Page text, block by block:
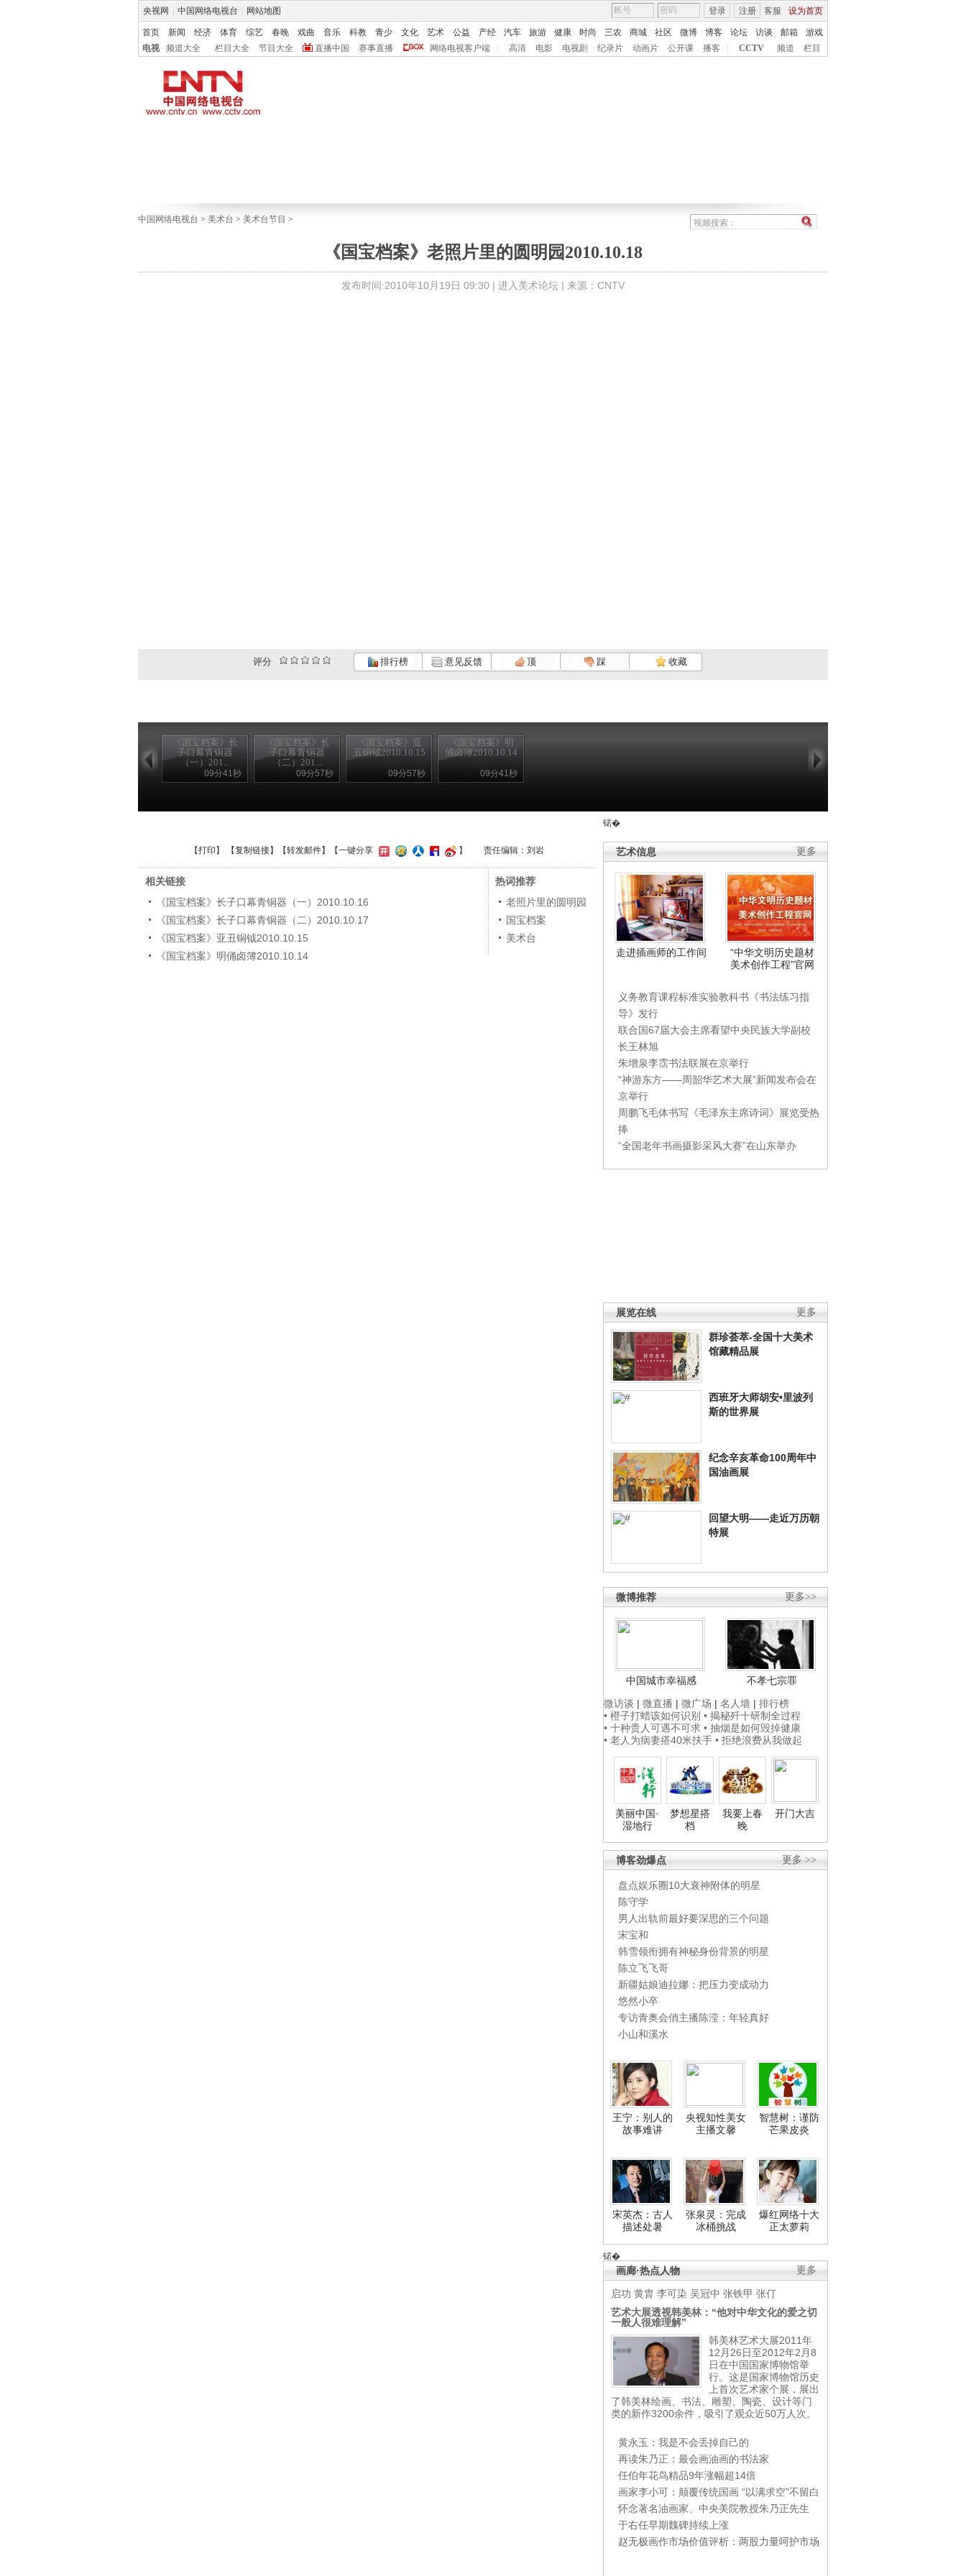
央视网 中国网络电视台 网站地图 客服 设为首页
登录 注册
首页 新闻 经济 体育 综艺 春晚 戏曲 音乐 科教 青少 文化 艺术 公益 产经 汽车 旅游 健康 时尚 三农 商城 社区 微博 博客 论坛 访谈 邮箱
游戏
电视
频道大全 栏目大全 节目大全 直播中国 赛事直播 网络电视客户端 高清 电影 电视剧 纪录片 动画片 公开课 播客 CCTV 频道 栏目
中国网络电视台 > 美术台 > 美术台节目 >
《国宝档案》老照片里的圆明园2010.10.18
发布时间:2010年10月19日 09:30 | 进入美术论坛 | 来源：CNTV
评分 排行榜 意见反馈 顶 踩 收藏
《国宝档案》长
子口幕青铜器
（一）201...
09分41秒
《国宝档案》长
子口幕青铜器
（二）201...
09分57秒
《国宝档案》亚
丑铜钺2010.10.15
09分57秒
《国宝档案》明
俑卤簿2010.10.14
09分41秒
锘�
更多
艺术信息
走进插画师的工作间
“中华文明历史题材
美术创作工程”官网
义务教育课程标准实验教科书《书法练习指
导》发行
联合国67届大会主席看望中央民族大学副校
长王林旭
朱增泉李霑书法联展在京举行
“神游东方——周韶华艺术大展”新闻发布会在
京举行
周鹏飞毛体书写《毛泽东主席诗词》展览受热
捧
“全国老年书画摄影采风大赛”在山东举办
更多
展览在线
群珍荟萃-全国十大美术
馆藏精品展
西班牙大师胡安•里波列
斯的世界展
纪念辛亥革命100周年中
国油画展
回望大明——走近万历朝
特展
更多>>
微博推荐
中国城市幸福感
不孝七宗罪
微访谈 | 微直播 | 微广场 | 名人墙 | 排行榜
• 橙子打蜡该如何识别 • 揭秘歼十研制全过程
• 十种贵人可遇不可求 • 抽烟是如何毁掉健康
• 老人为病妻搭40米扶手 • 拒绝浪费从我做起
美丽中国·
湿地行
梦想星搭
档
我要上春
晚
开门大吉
更多 >>
博客劲爆点
盘点娱乐圈10大衰神附体的明星
陈守学
男人出轨前最好要深思的三个问题
宋宝和
韩雪领衔拥有神秘身份背景的明星
陈立飞飞哥
新疆姑娘迪拉娜：把压力变成动力
悠然小卒
专访青奥会俏主播陈滢：年轻真好
小山和溪水
王宁：别人的
故事难讲
央视知性美女
主播文馨
智慧树：谨防
芒果皮炎
宋英杰：古人
描述处暑
张泉灵：完成
冰桶挑战
爆红网络十大
正太萝莉
锘�
更多
画廊·热点人物
启功 黄胄 李可染 吴冠中 张铁甲 张仃
艺术大展透视韩美林：“他对中华文化的爱之切
一般人很难理解”
韩美林艺术大展2011年
12月26日至2012年2月8
日在中国国家博物馆举
行。这是国家博物馆历史
上首次艺术家个展，展出
了韩美林绘画、书法、雕塑、陶瓷、设计等门
类的新作3200余件，吸引了观众近50万人次。
黄永玉：我是不会丢掉自己的
再读朱乃正：最会画油画的书法家
任伯年花鸟精品9年涨幅超14倍
画家李小可：颠覆传统国画 “以满求空”不留白
怀念著名油画家、中央美院教授朱乃正先生
于右任早期魏碑持续上涨
赵无极画作市场价值评析：两股力量呵护市场
【打印 】 【复制链接】【转发邮件】 【一键分享 】 责任编辑：刘岩
相关链接
《国宝档案》长子口幕青铜器（一）2010.10.16
《国宝档案》长子口幕青铜器（二）2010.10.17
《国宝档案》亚丑铜钺2010.10.15
《国宝档案》明俑卤簿2010.10.14
热词推荐
老照片里的圆明园
国宝档案
美术台